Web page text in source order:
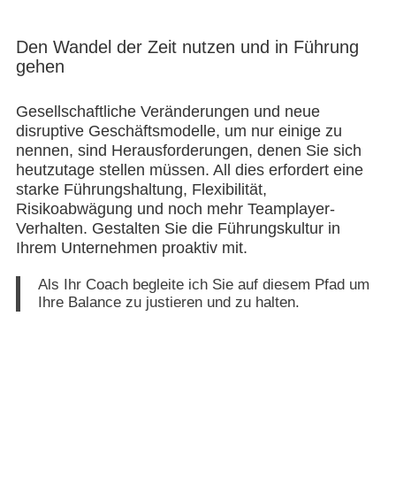
Den Wandel der Zeit nutzen und in Führung
gehen
Gesellschaftliche Veränderungen und neue
disruptive Geschäftsmodelle, um nur einige zu
nennen, sind Herausforderungen, denen Sie sich
heutzutage stellen müssen. All dies erfordert eine
starke Führungshaltung, Flexibilität,
Risikoabwägung und noch mehr Teamplayer-
Verhalten. Gestalten Sie die Führungskultur in
Ihrem Unternehmen proaktiv mit.
Als Ihr Coach begleite ich Sie auf diesem Pfad um
Ihre Balance zu justieren und zu halten.